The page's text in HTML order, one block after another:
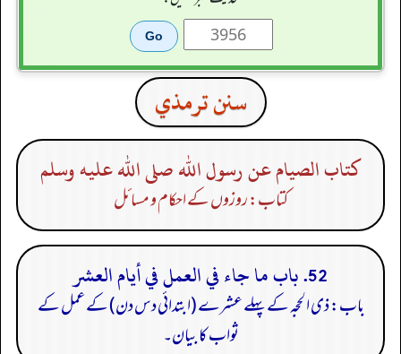
سنن ترمذي
كتاب الصيام عن رسول الله صلى الله عليه وسلم
کتاب: روزوں کے احکام و مسائل
52. باب ما جاء في العمل في أيام العشر
باب: ذی الحجہ کے پہلے عشرے (ابتدائی دس دن) کے عمل کے
ثواب کا بیان۔